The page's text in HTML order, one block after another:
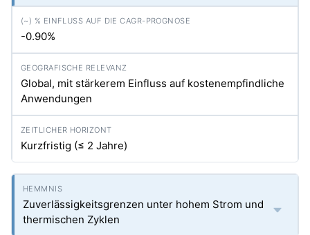
-0.90%
Global, mit stärkerem Einfluss auf kostenempfindliche
Anwendungen
Kurzfristig (≤ 2 Jahre)
Zuverlässigkeitsgrenzen unter hohem Strom und
thermischen Zyklen